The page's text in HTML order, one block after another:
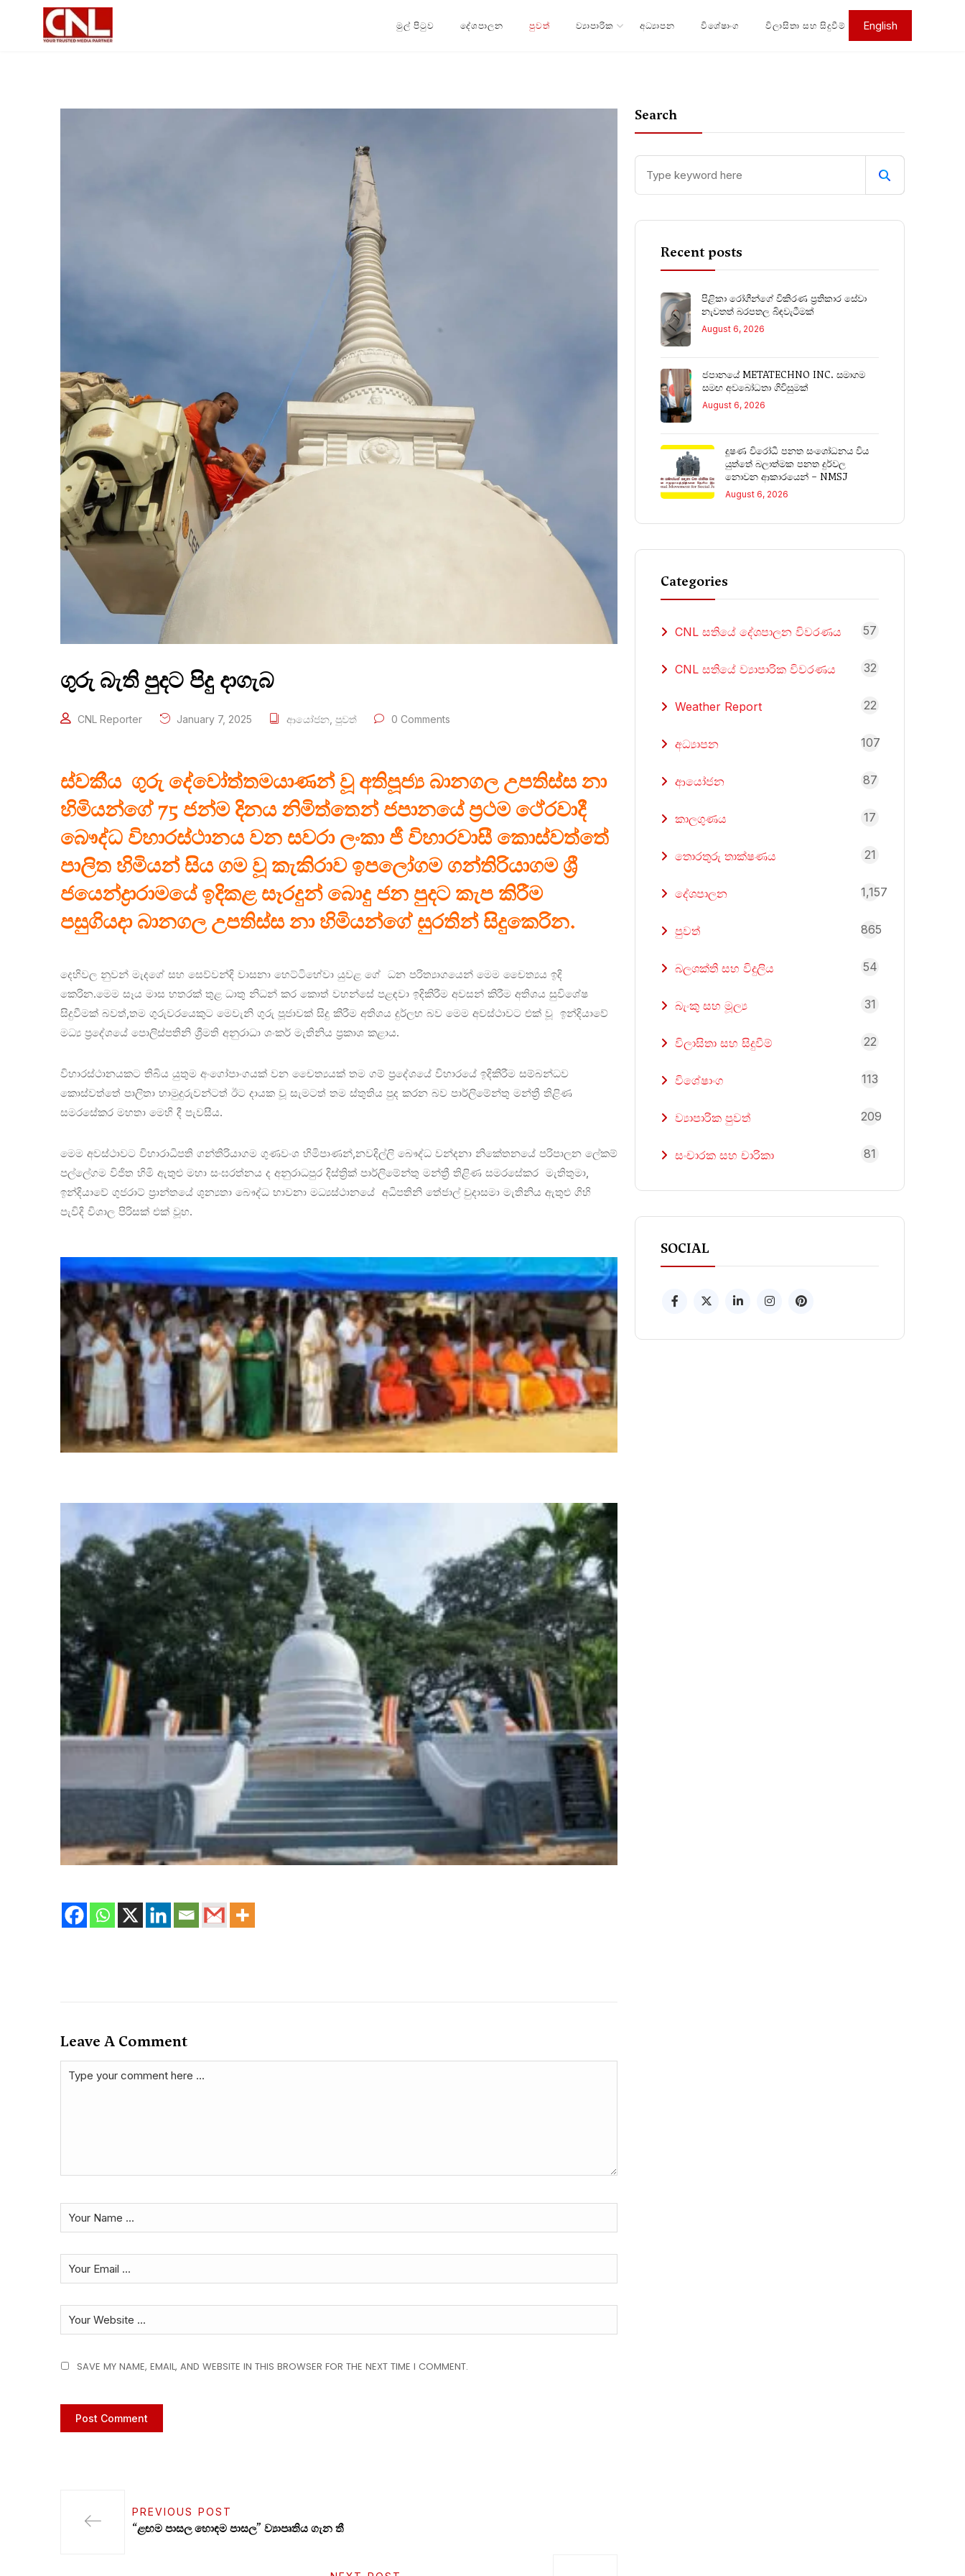
මුල් පිටුව දේශපාලන පුවත් ව්‍යාපාරික අධ්‍යාපන විශේෂාංග විලාසිතා සහ සිදුවීම් English
ගුරු බැති පුදට පිදු දාගැබ
CNL Reporter January 7, 2025 ආයෝජන පුවත් 0 Comments
ස්වකීය ගුරු දේවෝත්තමයාණන් වූ අතිපූජ්‍ය බානගල උපතිස්ස නා
හිමියන්ගේ 75 ජන්ම දිනය නිමිත්තෙන් ජපානයේ ප්‍රථම ථේරවාදී
බෞද්ධ විහාරස්ථානය වන සවරා ලංකා ජී විහාරවාසී කොස්වත්තේ
පාලිත හිමියන් සිය ගම වූ කැකිරාව ඉපලෝගම ගන්තිරියාගම ශ්‍රී
ජයෙන්ද්‍රාරාමයේ ඉදිකළ සෑරදුන් බොදු ජන පුදට කැප කිරීම
පසුගියදා බානගල උපතිස්ස නා හිමියන්ගේ සුරතින් සිදුකෙරින.
දෙහිවල නුවන් මැදගේ සහ සෙව්වන්දි වාසනා හෙට්ටිහේවා යුවළ ගේ ධන පරිත්‍යාගයෙන් මෙම චෛත්‍යය ඉදි
කෙරින.මෙම සෑය මාස හතරක් තුළ ධාතු නිධන් කර කොත් වහන්සේ පළඳවා ඉදිකිරීම අවසන් කිරීම අතිශය සුවිශේෂ
සිදුවීමක් බවත්,තම ගුරුවරයෙකුට මෙවැනි ගුරු පූජාවක් සිදු කිරීම අතිශය දුර්ලභ බව මෙම අවස්ථාවට එක් වූ ඉන්දියාවේ
මධ්‍ය ප්‍රදේශයේ පොලිස්පතිනි ශ්‍රීමති අනුරාධා ශංකර් මැතිනිය ප්‍රකාශ කළාය.
විහාරස්ථානයකට තිබිය යුතුම අංගෝපාංගයක් වන චෛත්‍යයක් තම ගම් ප්‍රදේශයේ විහාරයේ ඉදිකිරීම සම්බන්ධව
කොස්වත්තේ පාලිතා හාමුදුරුවන්ටත් ඊට දායක වූ සැමටත් තම ස්තුතිය පුද කරන බව පාර්ලිමේන්තු මන්ත්‍රී තිළිණ
සමරසේකර මහතා මෙහි දී පැවසීය.
මෙම අවස්ථාවට විහාරාධිපති ගන්තිරියාගම ගුණවංශ හිමිපාණන්,නවදිල්ලි බෞද්ධ වන්දනා නිකේතනයේ පරිපාලන ලේකම්
පල්ලේගම විජිත හිමි ඇතුළු මහා සංඝරත්නය ද අනුරාධපුර දිස්ත්‍රික් පාර්ලිමේන්තු මන්ත්‍රී තිළිණ සමරසේකර මැතිතුමා,
ඉන්දියාවේ ගුජරාට් ප්‍රාන්තයේ ශුන්‍යතා බෞද්ධ භාවනා මධ්‍යස්ථානයේ අධිපතිනි තේජාල් චුදාසමා මැතිනිය ඇතුළු ගිහි
පැවිදි විශාල පිරිසක් එක් වූහ.
Leave A Comment
SAVE MY NAME, EMAIL, AND WEBSITE IN THIS BROWSER FOR THE NEXT TIME I COMMENT.
PREVIOUS POST
“ළඟම පාසල හොඳම පාසල” ව්‍යාපෘතිය ගැන තී
Search
Recent posts
පිළිකා රෝගීන්ගේ විකිරණ ප්‍රතිකාර සේවා
නැවතත් බරපතල බිඳවැටීමක්
August 6, 2026
ජපානයේ METATECHNO INC. සමාගම
සමඟ අවබෝධතා ගිවිසුමක්
August 6, 2026
දූෂණ විරෝධී පනත සංශෝධනය විය
යුත්තේ බලාත්මක පනත දුර්වල
නොවන ආකාරයෙන් – NMSJ
August 6, 2026
Categories
CNL සතියේ දේශපාලන විවරණය 57
CNL සතියේ ව්‍යාපාරික විවරණය 32
Weather Report 22
අධ්‍යාපන 107
ආයෝජන 87
කාලගුණය 17
තොරතුරු තාක්ෂණය 21
දේශපාලන 1,157
පුවත් 865
බලශක්ති සහ විදුලිය 54
බැංකු සහ මූල්‍ය 31
විලාසිතා සහ සිදුවීම් 22
විශේෂාංග 113
ව්‍යාපාරික පුවත් 209
සංචාරක සහ චාරිකා 81
SOCIAL